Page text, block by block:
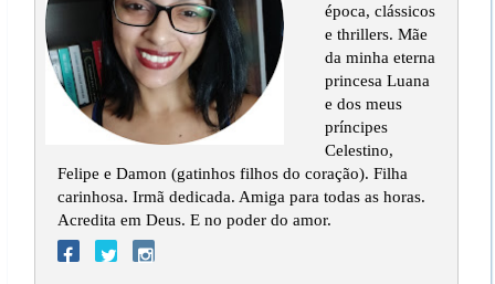
época, clássicos
e thrillers. Mãe
da minha eterna
princesa Luana
e dos meus
príncipes
Celestino,
Felipe e Damon (gatinhos filhos do coração). Filha
carinhosa. Irmã dedicada. Amiga para todas as horas.
Acredita em Deus. E no poder do amor.